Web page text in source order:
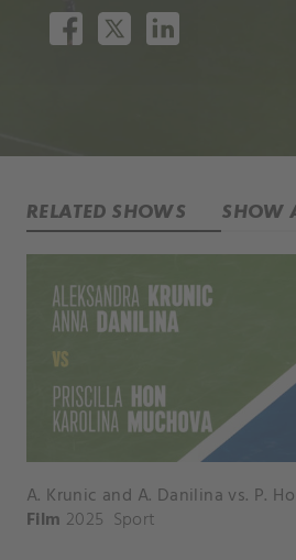
RELATED SHOWS SHOW
Film 2025 Sport